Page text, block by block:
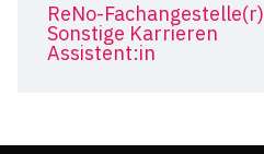
ReNo-Fachangestelle(r)
Sonstige Karrieren
Assistent:in